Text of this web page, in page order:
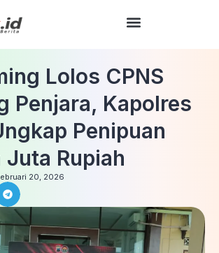
Lolos CPNS
Penjara, Kapolres
Penipuan
Juta Rupiah
20, 2026